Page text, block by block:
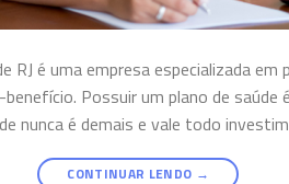
RJ é uma empresa especializada
Possuir um plano de saúde
nunca é demais e vale todo
CONTINUAR LENDO →